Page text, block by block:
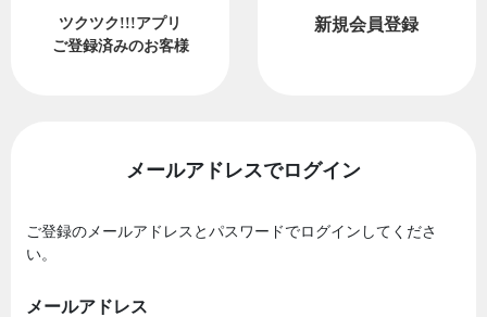
ツクツク!!!アプリ
ご登録済みのお客様
新規会員登録
メールアドレスでログイン
ご登録のメールアドレスとパスワードでログインしてくださ
い。
メールアドレス